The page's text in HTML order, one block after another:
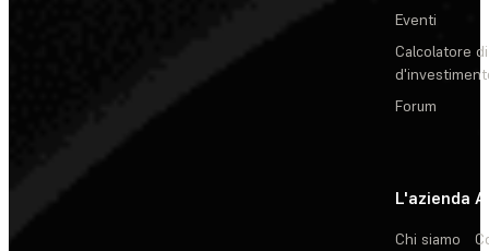
Eventi
Calcolatore
Forum
L'azienda
Chi siamo